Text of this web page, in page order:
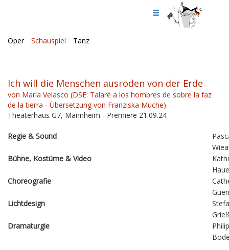
Oper Schauspiel Tanz
Ich will die Menschen ausroden von der Erde
von María Velasco (DSE: Talaré a los hombres de sobre la faz
de la tierra - Übersetzung von Franziska Muche)
Theaterhaus G7, Mannheim - Premiere 21.09.24
Regie & Sound
Bühne, Kostüme & Video
Choreografie
Lichtdesign
Dramaturgie